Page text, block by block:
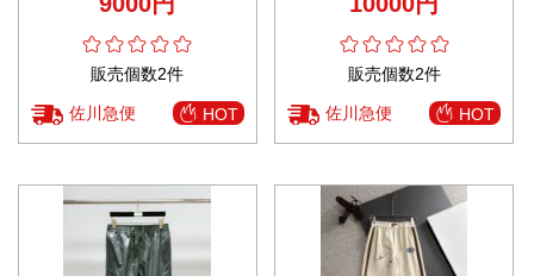
販売個数2件
佐川急便 HOT
販売個数2件
佐川急便 HOT